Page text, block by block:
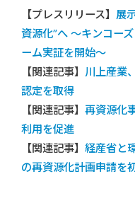
【プレスリリース】 展
資源化”へ 〜キンコー
ーム実証を開始〜
【関連記事】 川上産業
認定を取得
【関連記事】 再資源化
利用を促進
【関連記事】 経産省と
の再資源化計画申請を